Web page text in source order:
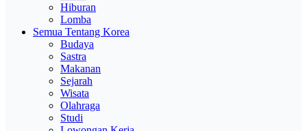
Hiburan
Lomba
Semua Tentang Korea
Budaya
Sastra
Makanan
Sejarah
Wisata
Olahraga
Studi